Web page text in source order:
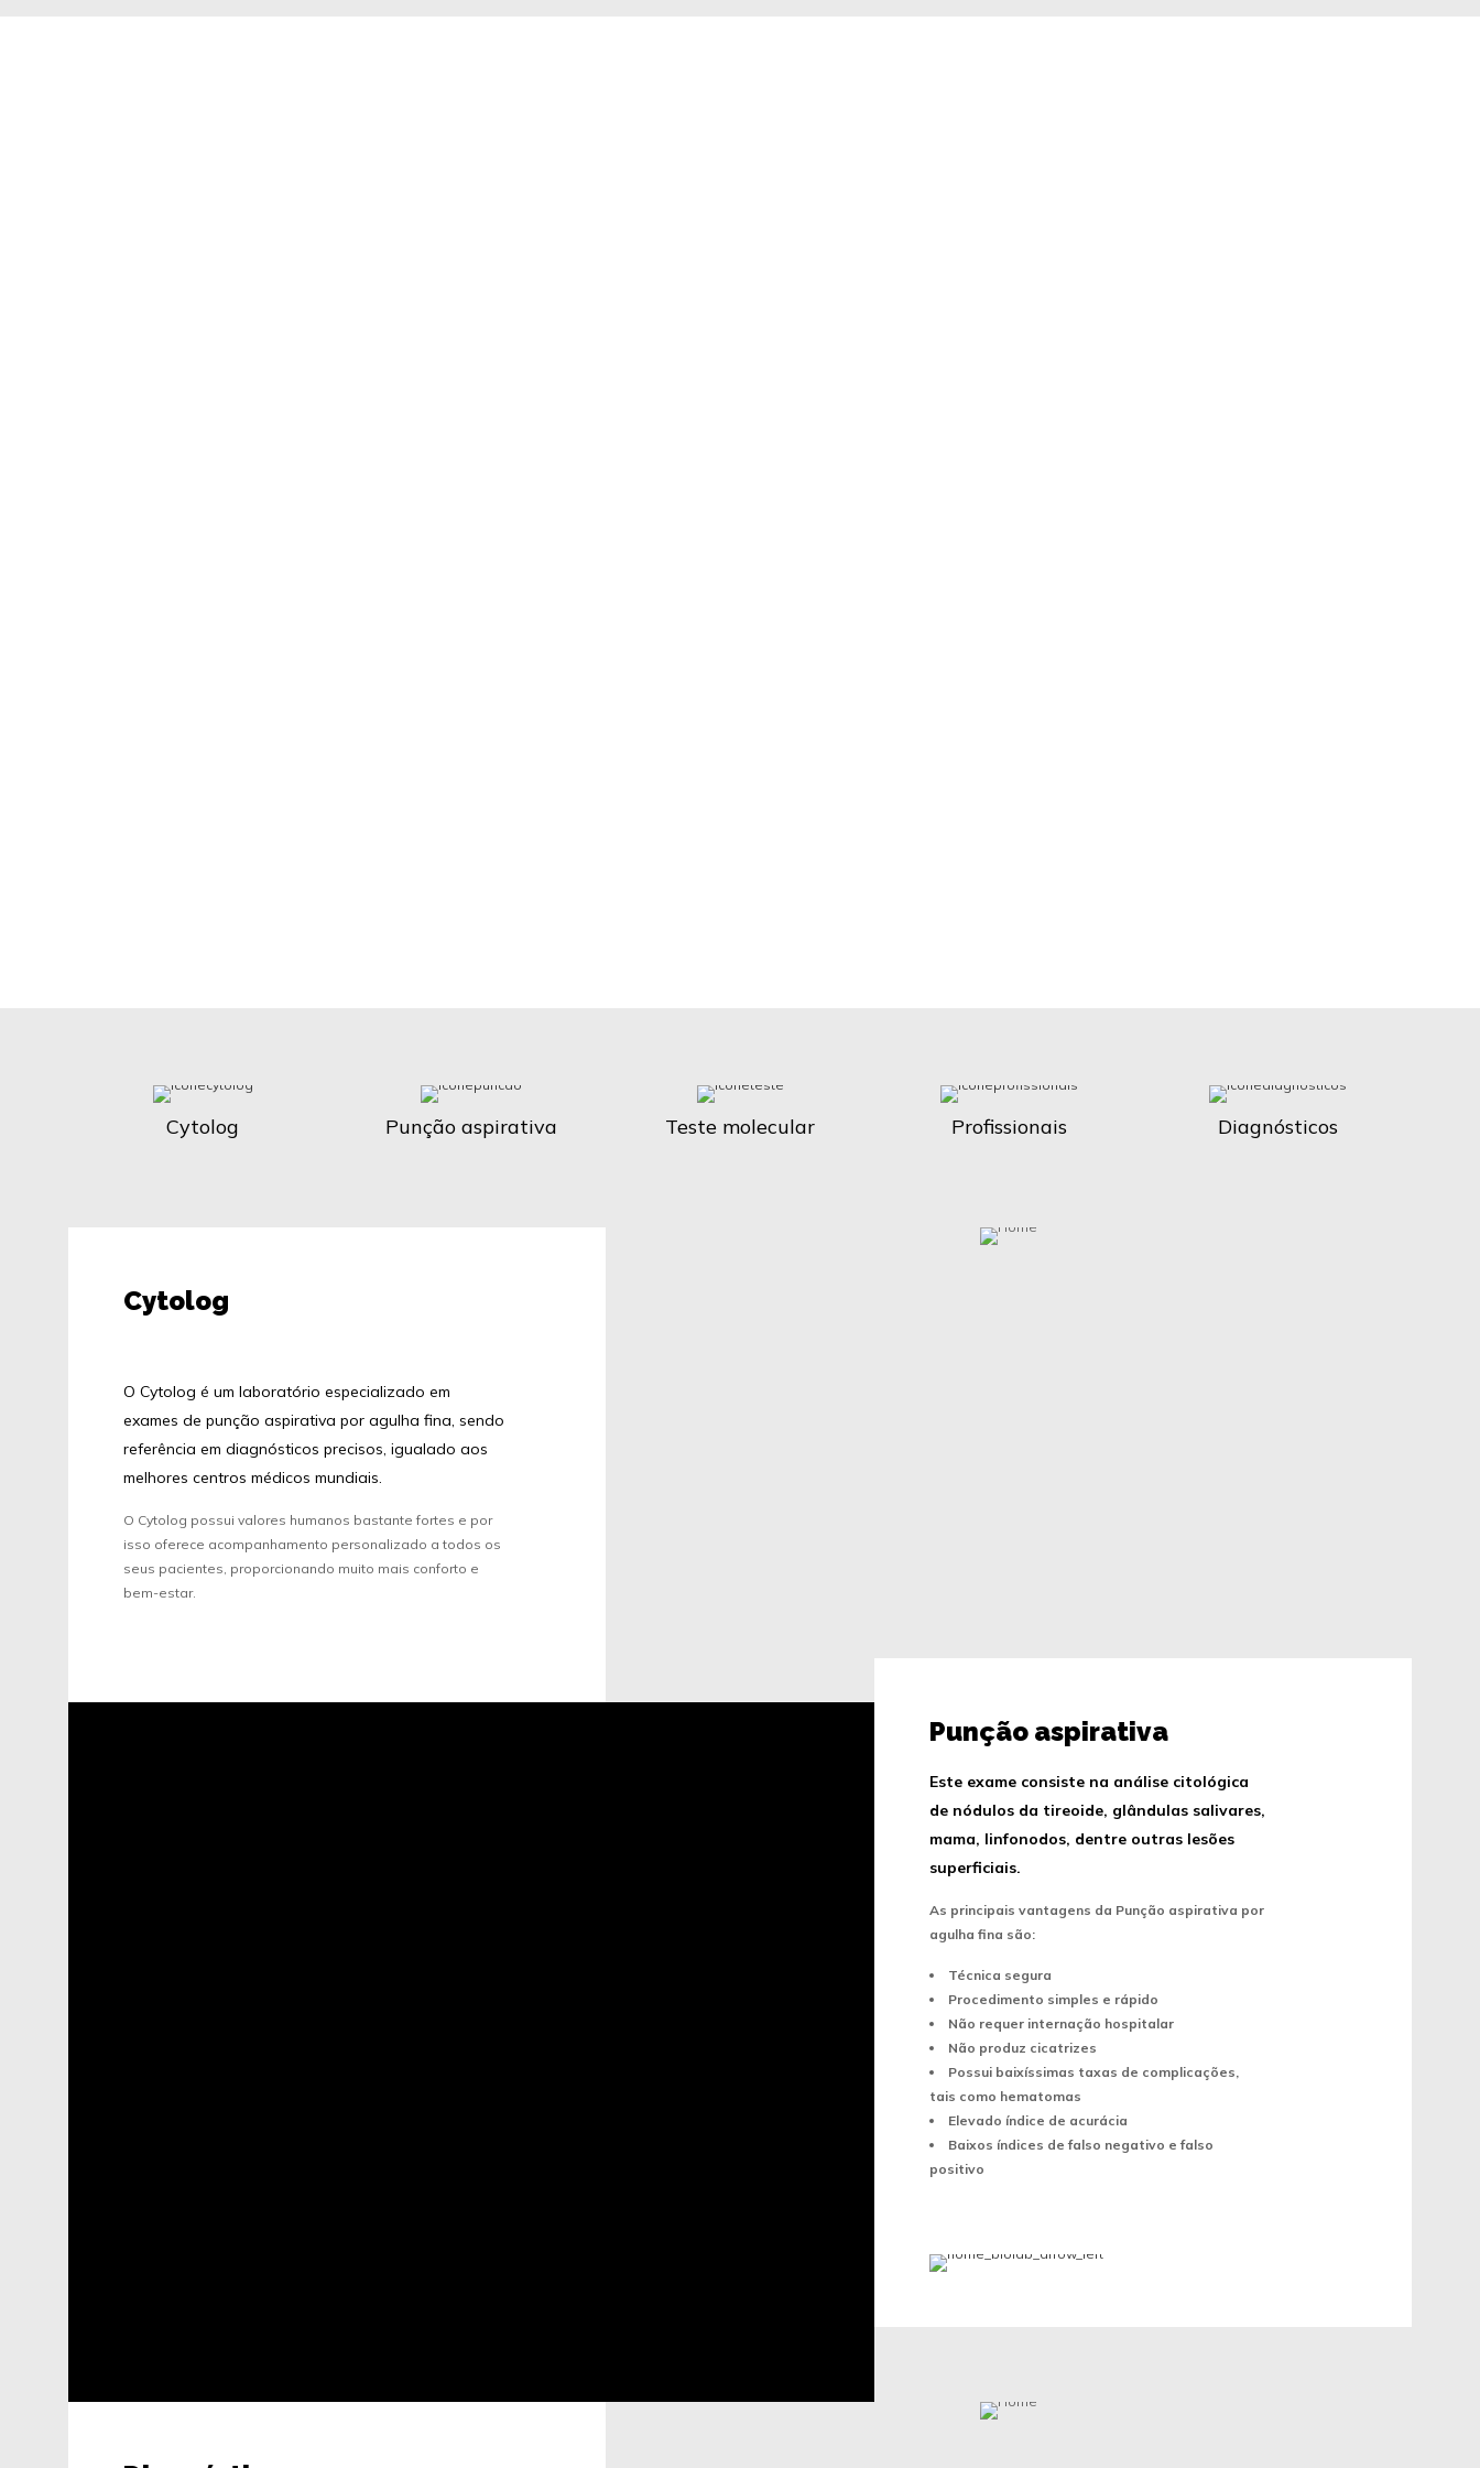
Cytolog Punção aspirativa Teste molecular Profissionais Diagnósticos
Cytolog
O Cytolog é um laboratório especializado em
exames de punção aspirativa por agulha fina, sendo
referência em diagnósticos precisos, igualado aos
melhores centros médicos mundiais.
O Cytolog possui valores humanos bastante fortes e por
isso oferece acompanhamento personalizado a todos os
seus pacientes, proporcionando muito mais conforto e
bem-estar.
Punção aspirativa
Este exame consiste na análise citológica
de nódulos da tireoide, glândulas salivares,
mama, linfonodos, dentre outras lesões
superficiais.
As principais vantagens da Punção aspirativa por
agulha fina são:
Técnica segura
Procedimento simples e rápido
Não requer internação hospitalar
Não produz cicatrizes
Possui baixíssimas taxas de complicações,
tais como hematomas
Elevado índice de acurácia
Baixos índices de falso negativo e falso
positivo